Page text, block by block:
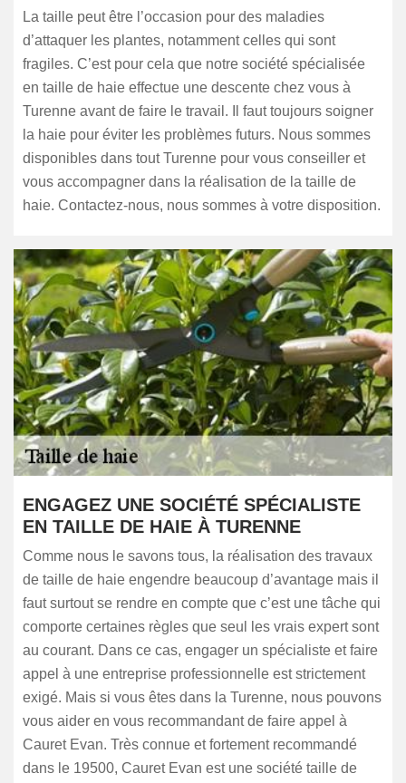
La taille peut être l’occasion pour des maladies
d’attaquer les plantes, notamment celles qui sont
fragiles. C’est pour cela que notre société spécialisée
en taille de haie effectue une descente chez vous à
Turenne avant de faire le travail. Il faut toujours soigner
la haie pour éviter les problèmes futurs. Nous sommes
disponibles dans tout Turenne pour vous conseiller et
vous accompagner dans la réalisation de la taille de
haie. Contactez-nous, nous sommes à votre disposition.
ENGAGEZ UNE SOCIÉTÉ SPÉCIALISTE
EN TAILLE DE HAIE À TURENNE
Comme nous le savons tous, la réalisation des travaux
de taille de haie engendre beaucoup d’avantage mais il
faut surtout se rendre en compte que c’est une tâche qui
comporte certaines règles que seul les vrais expert sont
au courant. Dans ce cas, engager un spécialiste et faire
appel à une entreprise professionnelle est strictement
exigé. Mais si vous êtes dans la Turenne, nous pouvons
vous aider en vous recommandant de faire appel à
Cauret Evan. Très connue et fortement recommandé
dans le 19500, Cauret Evan est une société taille de